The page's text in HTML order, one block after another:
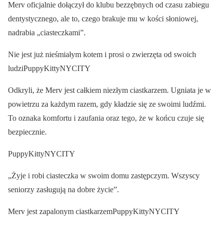
Merv oficjalnie dołączył do klubu bezzębnych od czasu zabiegu
dentystycznego, ale to, czego brakuje mu w kości słoniowej,
nadrabia „ciasteczkami”.
Nie jest już nieśmiałym kotem i prosi o zwierzęta od swoich
ludziPuppyKittyNYCITY
Odkryli, że Merv jest całkiem niezłym ciastkarzem. Ugniata je w
powietrzu za każdym razem, gdy kładzie się ze swoimi ludźmi.
To oznaka komfortu i zaufania oraz tego, że w końcu czuje się
bezpiecznie.
PuppyKittyNYCITY
„Żyje i robi ciasteczka w swoim domu zastępczym. Wszyscy
seniorzy zasługują na dobre życie”.
Merv jest zapalonym ciastkarzemPuppyKittyNYCITY